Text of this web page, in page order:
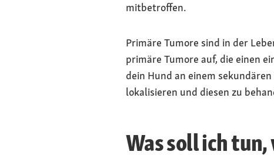
mitbetroffen.
Primäre Tumore sind in der
primäre Tumore auf, die einen
dein Hund an einem
lokalisieren und diesen zu
Was soll ich